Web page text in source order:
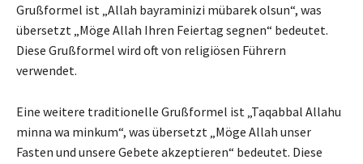
Grußformel ist „Allah bayraminizi mübarek olsun“, was
übersetzt „Möge Allah Ihren Feiertag segnen“ bedeutet.
Diese Grußformel wird oft von religiösen Führern
verwendet.
Eine weitere traditionelle Grußformel ist „Taqabbal Allahu
minna wa minkum“, was übersetzt „Möge Allah unser
Fasten und unsere Gebete akzeptieren“ bedeutet. Diese